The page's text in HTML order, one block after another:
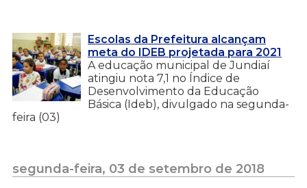
Escolas da Prefeitura alcançam
meta do IDEB projetada para 2021
A educação municipal de Jundiaí
atingiu nota 7,1 no Índice de
Desenvolvimento da Educação
Básica (Ideb), divulgado na segunda-
feira (03)
segunda-feira, 03 de setembro de 2018